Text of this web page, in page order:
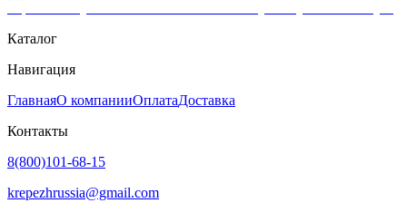
Каталог
Навигация
ГлавнаяО компанииОплатаДоставка
Контакты
8(800)101-68-15
krepezhrussia@gmail.com